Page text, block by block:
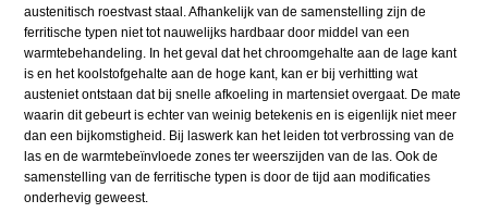
austenitisch roestvast staal. Afhankelijk van de samenstelling zijn de
ferritische typen niet tot nauwelijks hardbaar door middel van een
warmtebehandeling. In het geval dat het chroomgehalte aan de lage kant
is en het koolstofgehalte aan de hoge kant, kan er bij verhitting wat
austeniet ontstaan dat bij snelle afkoeling in martensiet overgaat. De mate
waarin dit gebeurt is echter van weinig betekenis en is eigenlijk niet meer
dan een bijkomstigheid. Bij laswerk kan het leiden tot verbrossing van de
las en de warmtebeïnvloede zones ter weerszijden van de las. Ook de
samenstelling van de ferritische typen is door de tijd aan modificaties
onderhevig geweest.